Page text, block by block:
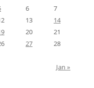
6
7
13
14
20
21
27
28
Jan »